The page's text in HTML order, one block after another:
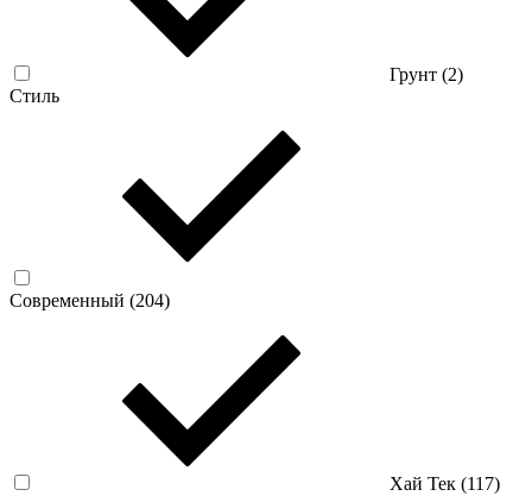
Грунт (2)
Стиль
Современный (204)
Хай Тек (117)